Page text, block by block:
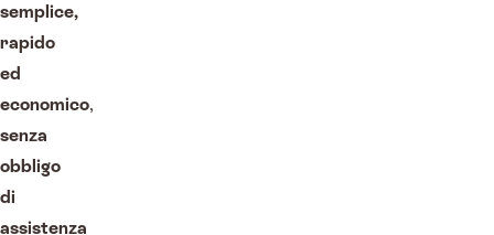
semplice,
rapido
ed
economico,
senza
obbligo
di
assistenza